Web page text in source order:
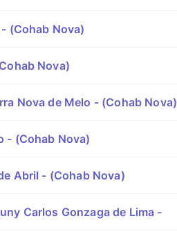
(Cohab Nova)
Nova)
Nova de Melo - (Cohab Nova)
- (Cohab Nova)
Abril - (Cohab Nova)
Carlos Gonzaga de Lima -